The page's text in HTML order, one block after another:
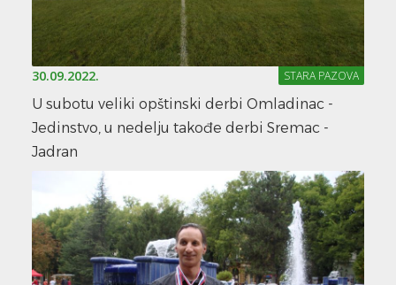
30.09.2022. STARA PAZOVA
U subotu veliki opštinski derbi Omladinac -
Jedinstvo, u nedelju takođe derbi Sremac -
Jadran